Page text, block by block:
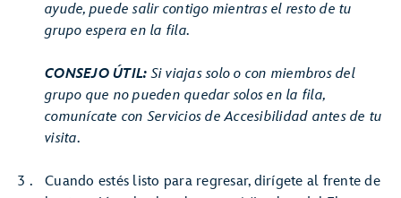
ayude, puede salir contigo mientras el resto de tu
grupo espera en la fila.
CONSEJO ÚTIL:Si viajas solo o con miembros del
grupo que no pueden quedar solos en la fila,
comunícate con Servicios de Accesibilidad antes de tu
visita.
Cuando estés listo para regresar, dirígete al frente de